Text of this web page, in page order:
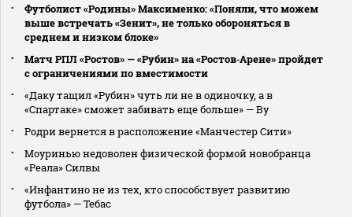
Футболист «Родины» Максименко: «Поняли, что можем
выше встречать «Зенит», не только обороняться в
среднем и низком блоке»
Матч РПЛ «Ростов» — «Рубин» на «Ростов‑Арене» пройдет
с ограничениями по вместимости
«Даку тащил «Рубин» чуть ли не в одиночку, а в
«Спартаке» сможет забивать еще больше» — Ву
Родри вернется в расположение «Манчестер Сити»
Моуринью недоволен физической формой новобранца
«Реала» Силвы
«Инфантино не из тех, кто способствует развитию
футбола» — Тебас